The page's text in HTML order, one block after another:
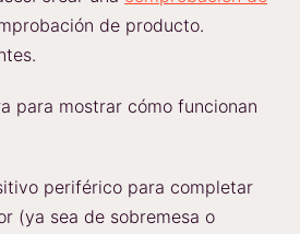
de producto.
para mostrar cómo funcionan
periférico para completar
(ya sea de sobremesa o